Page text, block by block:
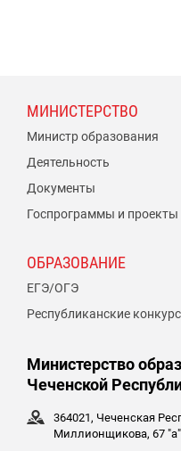
МИНИСТЕРСТВО
Министр образования
Деятельность
Документы
Госпрограммы и проекты
ОБРАЗОВАНИЕ
ЕГЭ/ОГЭ
Республиканские
Министерство
Чеченской
364021, Чеченская
Миллионщикова, 67 "а"